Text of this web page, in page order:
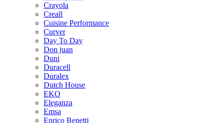
Crayola
Creall
Cuisine Performance
Curver
Day To Day
Don juan
Duni
Duracell
Duralex
Dutch House
EKO
Eleganza
Emsa
Enrico Benetti